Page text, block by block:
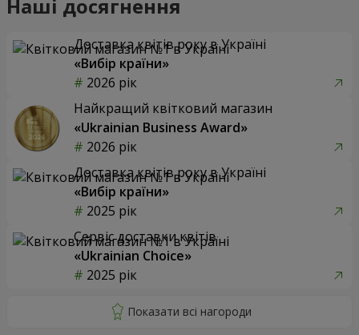
Наші досягнення
Доставка квітів року в Україні
«Вибір країни»
2026 рік
Найкращий квітковий магазин
«Ukrainian Business Award»
2026 рік
Доставка квітів року в Україні
«Вибір країни»
2025 рік
Сервіс доставки квітів
«Ukrainian Choice»
2025 рік